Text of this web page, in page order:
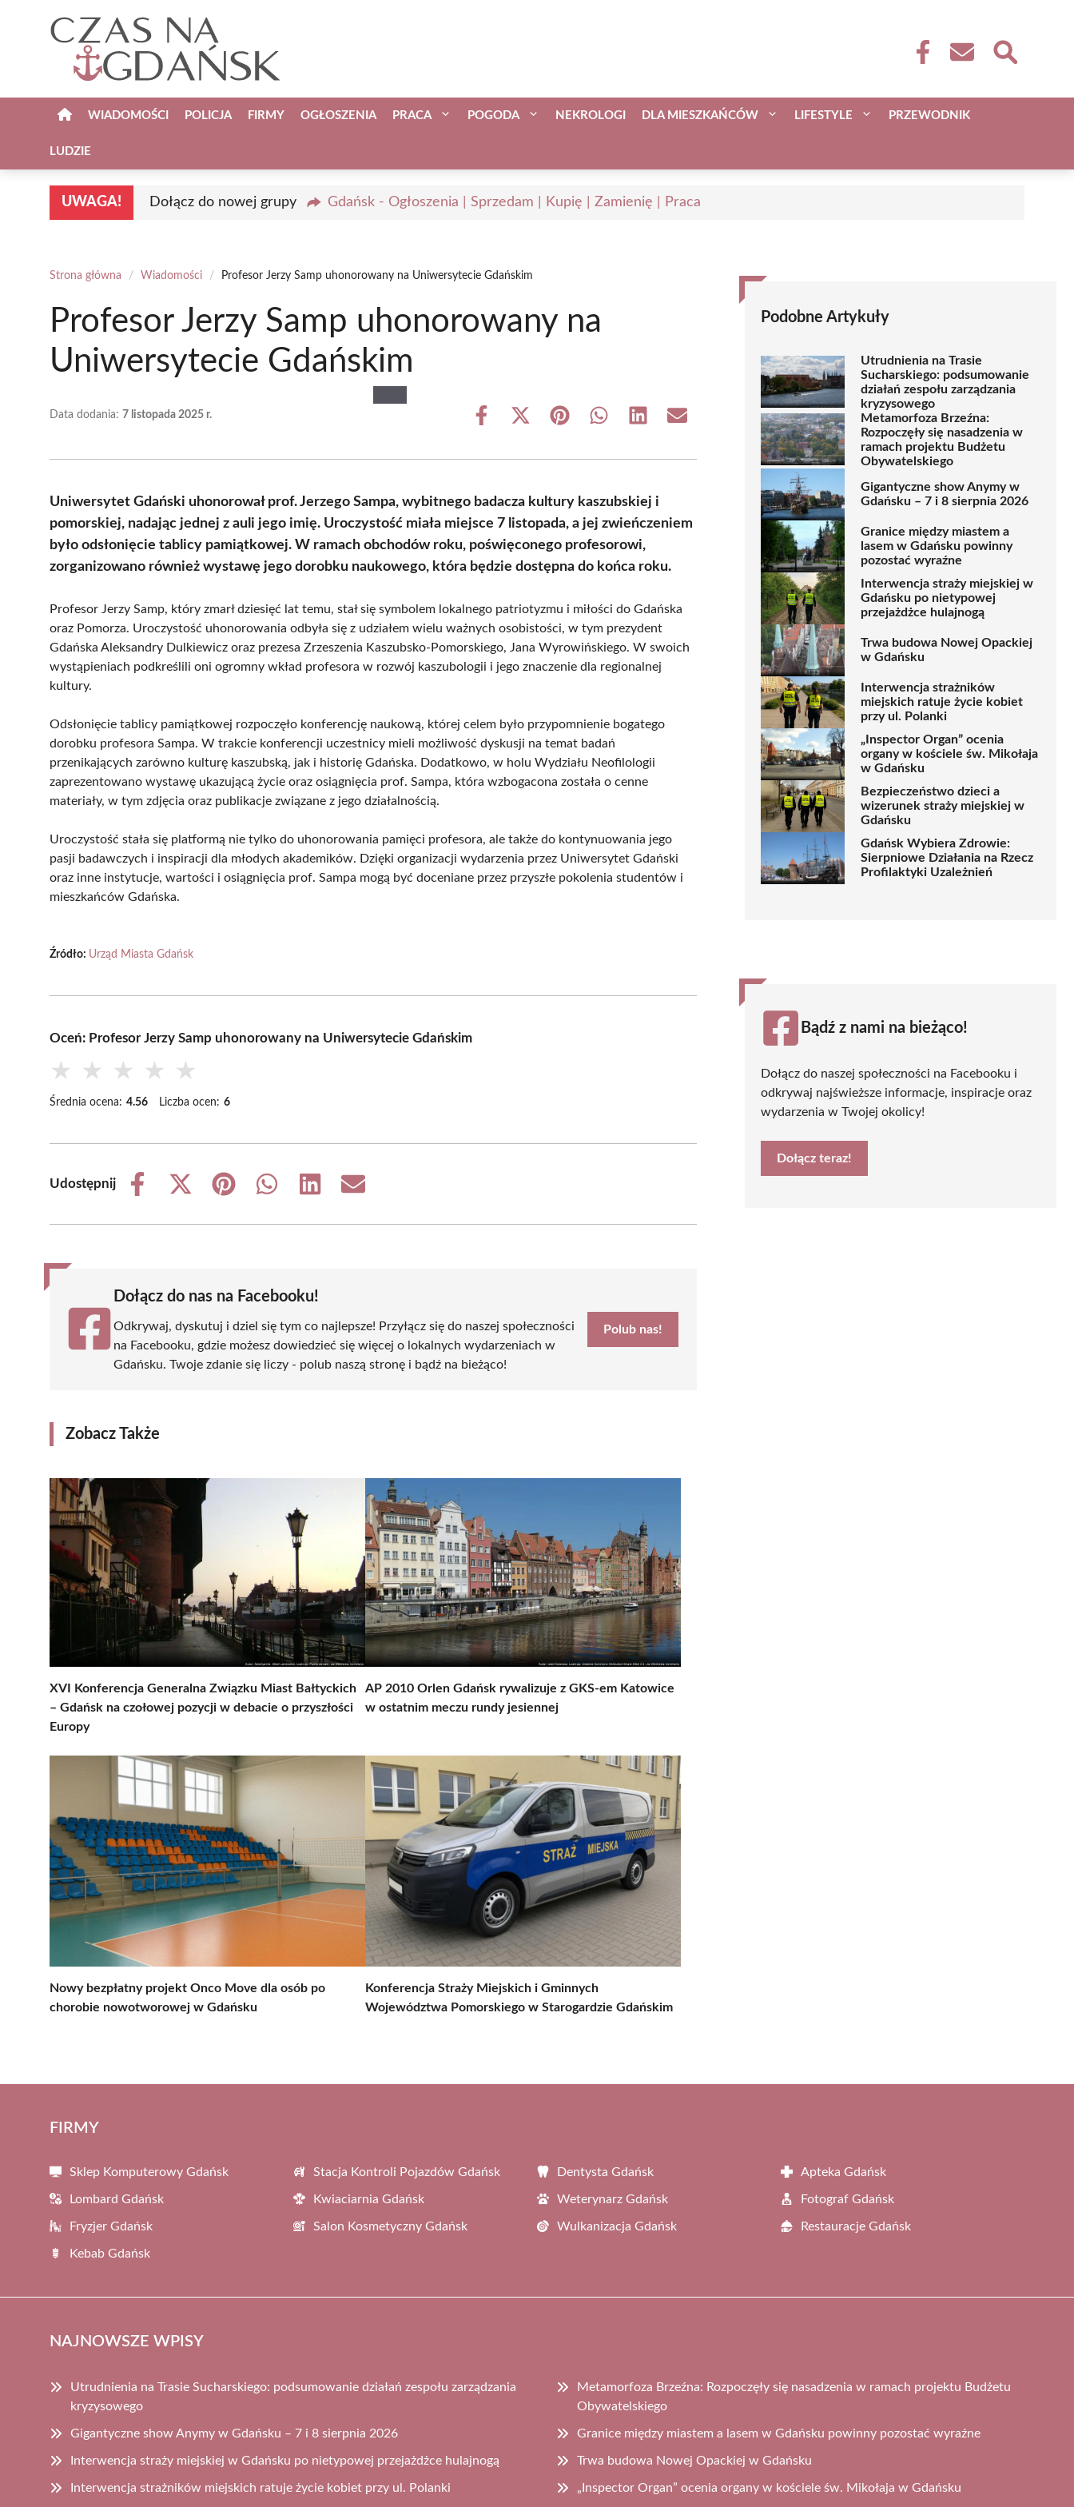
WIADOMOŚCI POLICJA FIRMY OGŁOSZENIA PRACA POGODA NEKROLOGI DLA MIESZKAŃCÓW LIFESTYLE PRZEWODNIK
LUDZIE
UWAGA! Dołącz do nowej grupy Gdańsk - Ogłoszenia | Sprzedam | Kupię | Zamienię | Praca
Strona główna / Wiadomości / Profesor Jerzy Samp uhonorowany na Uniwersytecie Gdańskim
Profesor Jerzy Samp uhonorowany na
Uniwersytecie Gdańskim
Data dodania: 7 listopada 2025 r.
Share
Share
(Twitter)
Share Share Share Share
Uniwersytet Gdański uhonorował prof. Jerzego Sampa, wybitnego badacza kultury kaszubskiej i
pomorskiej, nadając jednej z auli jego imię. Uroczystość miała miejsce 7 listopada, a jej zwieńczeniem
było odsłonięcie tablicy pamiątkowej. W ramach obchodów roku, poświęconego profesorowi,
zorganizowano również wystawę jego dorobku naukowego, która będzie dostępna do końca roku.
Profesor Jerzy Samp, który zmarł dziesięć lat temu, stał się symbolem lokalnego patriotyzmu i miłości do Gdańska
oraz Pomorza. Uroczystość uhonorowania odbyła się z udziałem wielu ważnych osobistości, w tym prezydent
Gdańska Aleksandry Dulkiewicz oraz prezesa Zrzeszenia Kaszubsko-Pomorskiego, Jana Wyrowińskiego. W swoich
wystąpieniach podkreślili oni ogromny wkład profesora w rozwój kaszubologii i jego znaczenie dla regionalnej
kultury.
Odsłonięcie tablicy pamiątkowej rozpoczęło konferencję naukową, której celem było przypomnienie bogatego
dorobku profesora Sampa. W trakcie konferencji uczestnicy mieli możliwość dyskusji na temat badań
przenikających zarówno kulturę kaszubską, jak i historię Gdańska. Dodatkowo, w holu Wydziału Neofilologii
zaprezentowano wystawę ukazującą życie oraz osiągnięcia prof. Sampa, która wzbogacona została o cenne
materiały, w tym zdjęcia oraz publikacje związane z jego działalnością.
Uroczystość stała się platformą nie tylko do uhonorowania pamięci profesora, ale także do kontynuowania jego
pasji badawczych i inspiracji dla młodych akademików. Dzięki organizacji wydarzenia przez Uniwersytet Gdański
oraz inne instytucje, wartości i osiągnięcia prof. Sampa mogą być doceniane przez przyszłe pokolenia studentów i
mieszkańców Gdańska.
Źródło: Urząd Miasta Gdańsk
Oceń: Profesor Jerzy Samp uhonorowany na Uniwersytecie Gdańskim
★ ★ ★ ★ ★
Średnia ocena: 4.56 Liczba ocen: 6
Udostępnij
Share
Share
(Twitter)
Share
Share
Share
Share
Dołącz do nas na Facebooku!
Odkrywaj, dyskutuj i dziel się tym co najlepsze! Przyłącz się do naszej społeczności
na Facebooku, gdzie możesz dowiedzieć się więcej o lokalnych wydarzeniach w
Gdańsku. Twoje zdanie się liczy - polub naszą stronę i bądź na bieżąco!
Polub nas!
Zobacz Także
XVI Konferencja Generalna Związku Miast Bałtyckich
– Gdańsk na czołowej pozycji w debacie o przyszłości
Europy
AP 2010 Orlen Gdańsk rywalizuje z GKS-em Katowice
w ostatnim meczu rundy jesiennej
Nowy bezpłatny projekt Onco Move dla osób po
chorobie nowotworowej w Gdańsku
Konferencja Straży Miejskich i Gminnych
Województwa Pomorskiego w Starogardzie Gdańskim
Podobne Artykuły
Utrudnienia na Trasie
Sucharskiego: podsumowanie
działań zespołu zarządzania
kryzysowego
Metamorfoza Brzeźna:
Rozpoczęły się nasadzenia w
ramach projektu Budżetu
Obywatelskiego
Gigantyczne show Anymy w
Gdańsku – 7 i 8 sierpnia 2026
Granice między miastem a
lasem w Gdańsku powinny
pozostać wyraźne
Interwencja straży miejskiej w
Gdańsku po nietypowej
przejażdżce hulajnogą
Trwa budowa Nowej Opackiej
w Gdańsku
Interwencja strażników
miejskich ratuje życie kobiet
przy ul. Polanki
„Inspector Organ” ocenia
organy w kościele św. Mikołaja
w Gdańsku
Bezpieczeństwo dzieci a
wizerunek straży miejskiej w
Gdańsku
Gdańsk Wybiera Zdrowie:
Sierpniowe Działania na Rzecz
Profilaktyki Uzależnień
Bądź z nami na bieżąco!
Dołącz do naszej społeczności na Facebooku i
odkrywaj najświeższe informacje, inspiracje oraz
wydarzenia w Twojej okolicy!
Dołącz teraz!
FIRMY
Sklep Komputerowy Gdańsk Stacja Kontroli Pojazdów Gdańsk Dentysta Gdańsk Apteka Gdańsk
Lombard Gdańsk Kwiaciarnia Gdańsk Weterynarz Gdańsk Fotograf Gdańsk
Fryzjer Gdańsk Salon Kosmetyczny Gdańsk Wulkanizacja Gdańsk Restauracje Gdańsk
Kebab Gdańsk
NAJNOWSZE WPISY
Utrudnienia na Trasie Sucharskiego: podsumowanie działań zespołu zarządzania
kryzysowego
Metamorfoza Brzeźna: Rozpoczęły się nasadzenia w ramach projektu Budżetu
Obywatelskiego
Gigantyczne show Anymy w Gdańsku – 7 i 8 sierpnia 2026 Granice między miastem a lasem w Gdańsku powinny pozostać wyraźne
Interwencja straży miejskiej w Gdańsku po nietypowej przejażdżce hulajnogą Trwa budowa Nowej Opackiej w Gdańsku
Interwencja strażników miejskich ratuje życie kobiet przy ul. Polanki „Inspector Organ” ocenia organy w kościele św. Mikołaja w Gdańsku